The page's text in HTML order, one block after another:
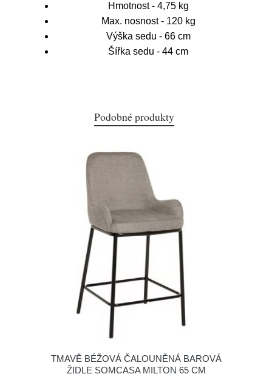
Hmotnost - 4,75 kg
Max. nosnost - 120 kg
Výška sedu - 66 cm
Šířka sedu - 44 cm
Podobné produkty
TMAVĚ BÉŽOVÁ ČALOUNĚNÁ BAROVÁ
ŽIDLE SOMCASA MILTON 65 CM